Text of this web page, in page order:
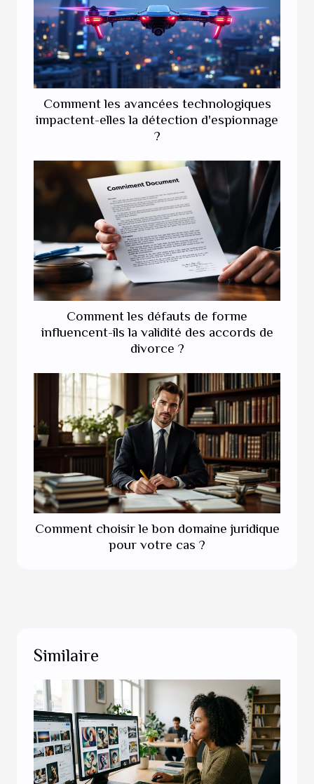
Comment les avancées technologiques
impactent-elles la détection d'espionnage
?
Comment les défauts de forme
influencent-ils la validité des accords de
divorce ?
Comment choisir le bon domaine juridique
pour votre cas ?
Similaire